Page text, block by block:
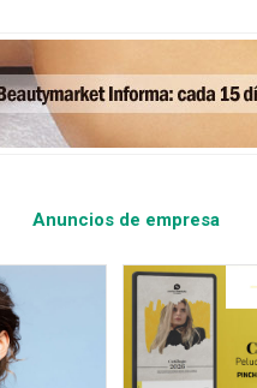
Anuncios de empresa